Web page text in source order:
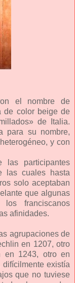
el nombre de
de color beige de
de Italia.
para su nombre,
y con
las participantes
las cuales hasta
solo aceptaban
que algunas
franciscanos
afinidades.
agrupaciones de
en 1207, otro
en 1243, otro en
existía
que no tuviese